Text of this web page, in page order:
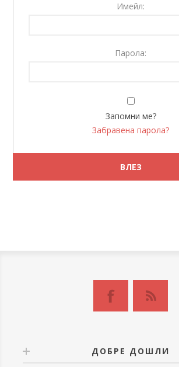
Имейл:
Парола:
Запомни ме?
Забравена парола?
ДОБРЕ ДОШЛИ